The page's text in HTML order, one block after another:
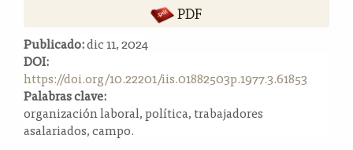
e
r
a
l
PDF
Publicado:dic 11, 2024
DOI:
https://doi.org/10.22201/iis.01882503p.1977.3.61853
Palabras clave:
organización laboral, política, trabajadores
asalariados, campo.